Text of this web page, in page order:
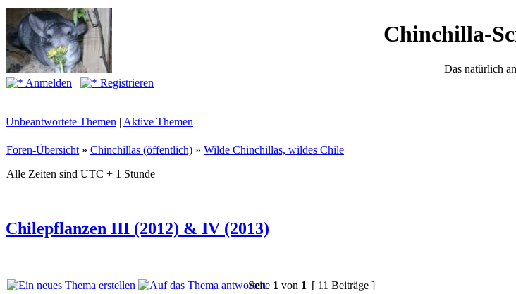
Chinchilla-
Das natürlich
Anmelden
Registrieren
Unbeantwortete Themen | Aktive Themen
Foren-Übersicht » Chinchillas (öffentlich) » Wilde Chinchillas, wildes Chile
Alle Zeiten sind UTC + 1 Stunde
Chilepflanzen III (2012) & IV (2013)
Seite 1 von 1 [ 11 Beiträge ]